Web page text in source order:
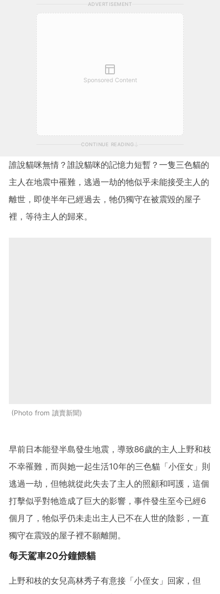
ADVERTISEMENT
Sponsored Content
CONTINUE READING
誰說貓咪無情？誰說貓咪的記憶力短暫？一隻三色貓的
主人在地震中罹難，逃過一劫的牠似乎未能接受主人的
離世，即使半年已經過去，牠仍獨守在被震毀的屋子
裡，等待主人的歸來。
Photo from 讀賣新聞
早前日本能登半島發生地震，導致86歲的主人上野和枝
不幸罹難，而與她一起生活10年的三色貓「小侄女」則
逃過一劫，但牠就從此失去了主人的照顧和呵護，這個
打擊似乎對牠造成了巨大的影響，事件發生至今已經6
個月了，牠似乎仍未走出主人已不在人世的陰影，一直
獨守在震毀的屋子裡不願離開。
每天駕車20分鐘餵貓
上野和枝的女兒高林秀子有意接「小侄女」回家，但